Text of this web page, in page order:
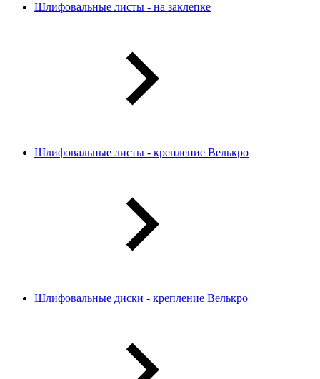
Шлифовальные листы - на заклепке
Шлифовальные листы - крепление Велькро
Шлифовальные диски - крепление Велькро